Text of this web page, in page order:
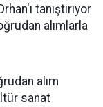
tanıştırıyor
alımlarla
alım
sanat